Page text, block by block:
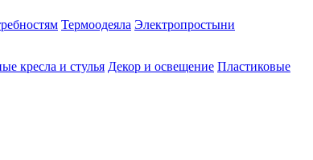
Термоодеяла Электропростыни
кресла и стулья Декор и освещение Пластиковые